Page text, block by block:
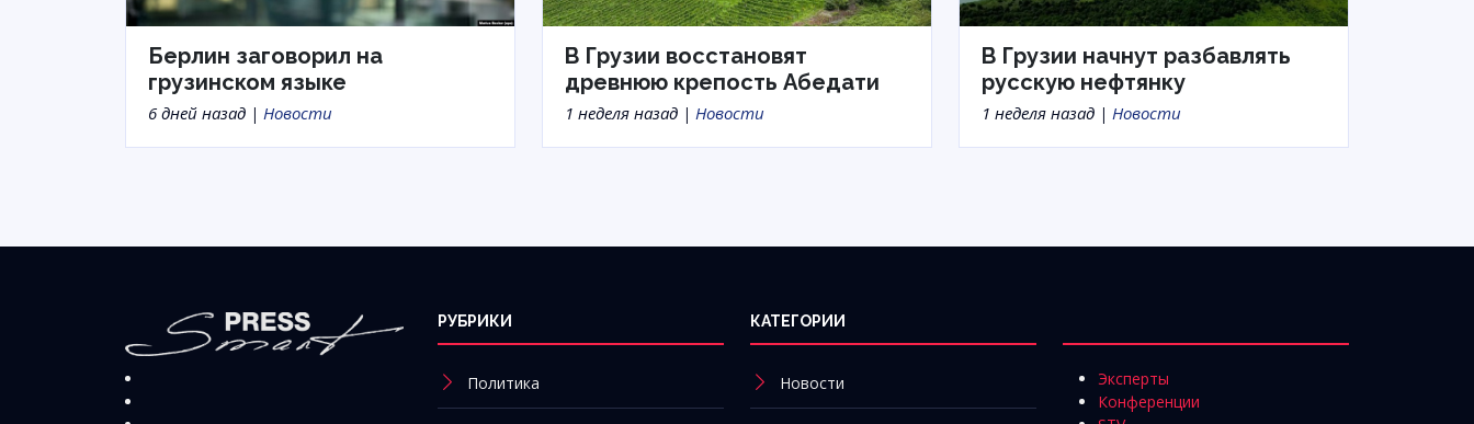
Берлин заговорил на
грузинском языке
6 дней назад | Новости
В Грузии восстановят
древнюю крепость Абедати
1 неделя назад | Новости
В Грузии начнут разбавлять
русскую нефтянку
1 неделя назад | Новости
РУБРИКИ
Политика
КАТЕГОРИИ
Новости
Эксперты
Конференции